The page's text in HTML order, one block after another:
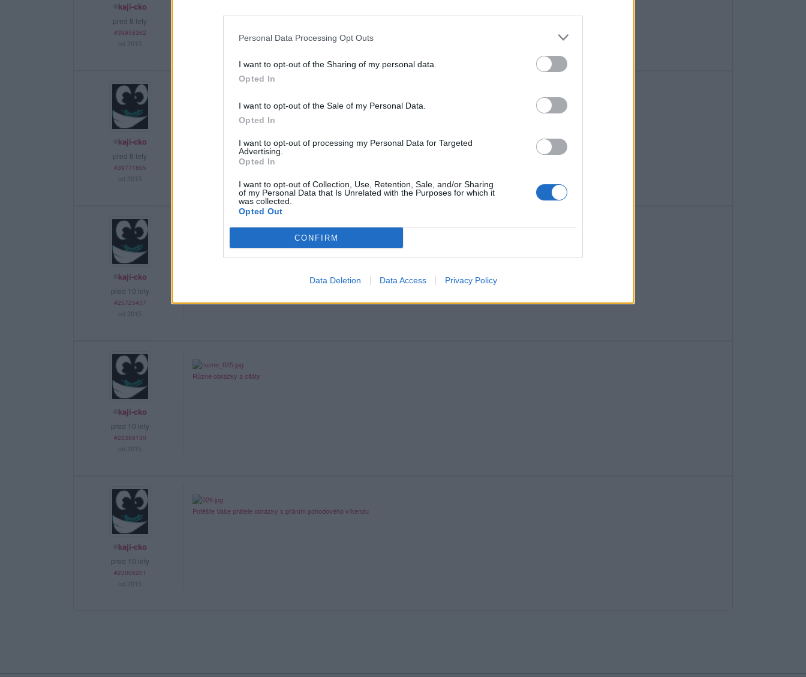
Personal Data Processing Opt Outs
I want to opt-out of the Sharing of my personal data.
Opted In
I want to opt-out of the Sale of my Personal Data.
Opted In
I want to opt-out of processing my Personal Data for Targeted
Advertising.
Opted In
I want to opt-out of Collection, Use, Retention, Sale, and/or Sharing
of my Personal Data that Is Unrelated with the Purposes for which it
was collected.
Opted Out
CONFIRM
Data Deletion Data Access Privacy Policy
kaji-cko
před 8 lety
#39958362
od 2015
kaji-cko
před 8 lety
#39771865
od 2015
kaji-cko
před 10 lety
#25725457
od 2015
kaji-cko
před 10 lety
#23368130
od 2015
Různé obrázky a citáty
kaji-cko
před 10 lety
#23006201
od 2015
Potěšte Vaše přátele obrázky s přáním pohodového víkendu